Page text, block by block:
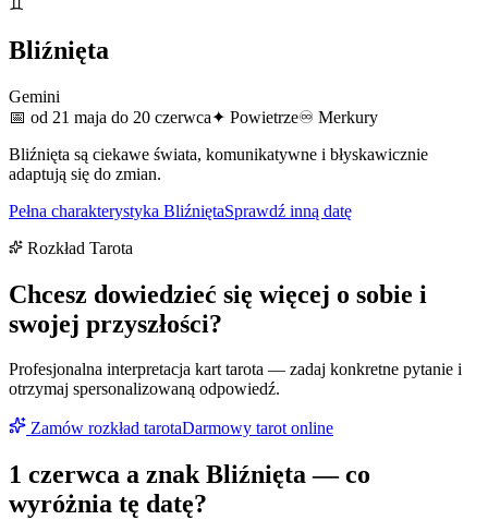
Bliźnięta
Gemini
📅 od 21 maja do 20 czerwca✦ Powietrze♾ Merkury
Bliźnięta są ciekawe świata, komunikatywne i błyskawicznie
adaptują się do zmian.
Pełna charakterystyka BliźniętaSprawdź inną datę
Rozkład Tarota
Chcesz dowiedzieć się więcej o sobie i
swojej przyszłości?
Profesjonalna interpretacja kart tarota — zadaj konkretne pytanie i
otrzymaj spersonalizowaną odpowiedź.
Zamów rozkład tarotaDarmowy tarot online
1 czerwca a znakBliźnięta— co
wyróżnia tę datę?